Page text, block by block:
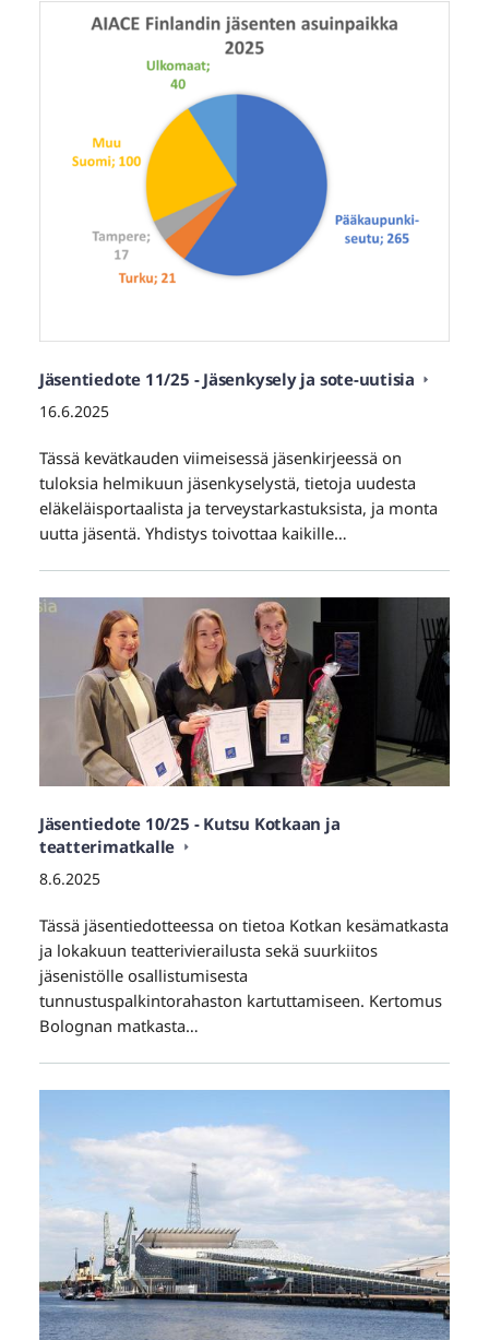
Jäsentiedote 11/25 - Jäsenkysely ja sote-uutisia
16.6.2025
Tässä kevätkauden viimeisessä jäsenkirjeessä on
tuloksia helmikuun jäsenkyselystä, tietoja uudesta
eläkeläisportaalista ja terveystarkastuksista, ja monta
uutta jäsentä. Yhdistys toivottaa kaikille…
Jäsentiedote 10/25 - Kutsu Kotkaan ja
teatterimatkalle
8.6.2025
Tässä jäsentiedotteessa on tietoa Kotkan kesämatkasta
ja lokakuun teatterivierailusta sekä suurkiitos
jäsenistölle osallistumisesta
tunnustuspalkintorahaston kartuttamiseen. Kertomus
Bolognan matkasta…